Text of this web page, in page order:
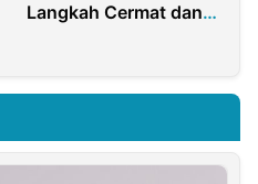
Langkah Cermat dan